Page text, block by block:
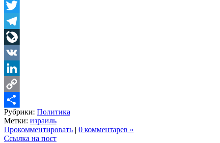
Facebook
Twitter
Telegram
LiveJournal
VK
LinkedIn
Copy
Link
Share
Рубрики: Политика
Метки: израиль
Прокомментировать | 0 комментарев »
Ссылка на пост